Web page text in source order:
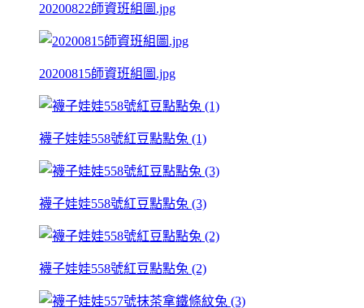
20200822師資班組圖.jpg
20200815師資班組圖.jpg
襪子娃娃558號紅豆點點兔 (1)
襪子娃娃558號紅豆點點兔 (3)
襪子娃娃558號紅豆點點兔 (2)